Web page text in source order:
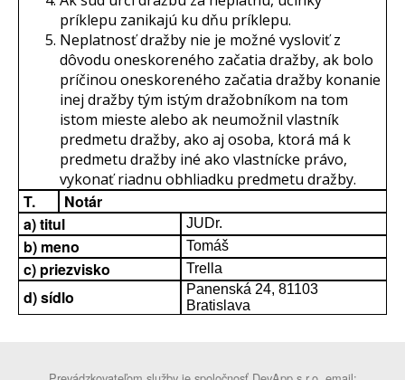
príklepu zanikajú ku dňu príklepu.
Neplatnosť dražby nie je možné vysloviť z
dôvodu oneskoreného začatia dražby, ak bolo
príčinou oneskoreného začatia dražby konanie
inej dražby tým istým dražobníkom na tom
istom mieste alebo ak neumožnil vlastník
predmetu dražby, ako aj osoba, ktorá má k
predmetu dražby iné ako vlastnícke právo,
vykonať riadnu obhliadku predmetu dražby.
T.
Notár
a) titul
JUDr.
b) meno Tomáš
c) priezvisko Trella
d) sídlo
Panenská 24, 81103
Bratislava